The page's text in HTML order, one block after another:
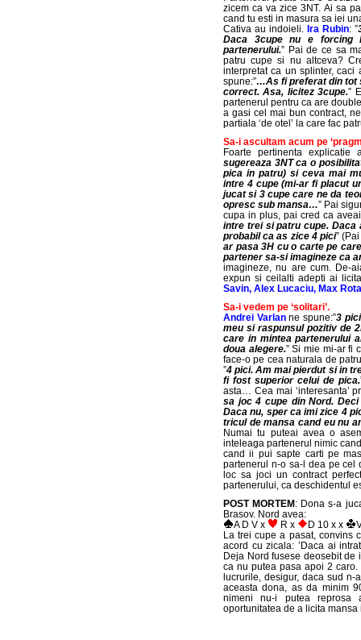
zicem ca va zice 3NT. Ai sa
cand tu esti in masura sa iei
Cativa au indoieli. Ira Rubin: ”
Daca 3cupe nu e forcing
partenerului.” Pai de ce sa
patru cupe si nu altceva?
interpretat ca un splinter,
spune:”…As fi preferat din tot
correct. Asa, licitez 3cupe.”
partenerul pentru ca are
a gasi cel mai bun contract,
partiala ‘de otel’ la care fac
Sa-i ascultam acum pe
Foarte pertinenta explicatie
sugereaza 3NT ca o
pica in patru) si ceva mai
intre 4 cupe (mi-ar fi placut
jucat si 3 cupe care ne da
opresc sub mansa…” Pai
cupa in plus, pai cred ca
intre trei si patru cupe. Daca
probabil ca as zice 4 pici”
ar pasa 3H cu o carte pe
partener sa-si imagineze ca
imagineze, nu are cum. De-
expun si ceilalti adepti ai
Savin, Alex Lucaciu, Max
Sa-i vedem pe ‘solitari’.
Andrei Varlanne spune:”3
meu si raspunsul pozitiv de
care in mintea partenerului
doua alegere.” Si mie mi-ar fi
face-o pe cea naturala de
”4 pici. Am mai pierdut si in
fi fost superior celui de pica.
asta… Cea mai ‘interesanta’
sa joc 4 cupe din Nord.
Daca nu, sper ca imi zice 4
tricul de mansa cand eu nu
Numai tu puteai avea o
inteleaga partenerul nimic
cand ii pui sapte carti pe
partenerul n-o sa-l dea pe cel
loc sa joci un contract
partenerului, ca deschidentul
POST MORTEM: Dona s-a
Brasov. Nord avea:
A D V x
R x D 10 x x
La trei cupe a pasat, convins
acord cu zicala: ’Daca ai
Deja Nord fusese deosebit de
ca nu putea pasa apoi 2
lucrurile, desigur, daca sud
aceasta dona, as da minim
nimeni nu-i putea reprosa
oportunitatea de a licita